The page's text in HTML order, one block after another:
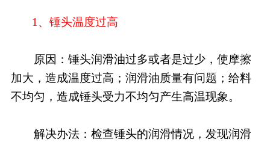
1、锤头温度过高
原因：锤头润滑油过多或者是过少，使摩擦
加大，造成温度过高；润滑油质量有问题；给料
不均匀，造成锤头受力不均匀产生高温现象。
解决办法：检查锤头的润滑情况，发现润滑